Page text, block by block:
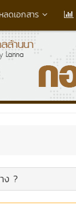
ลดเอกสาร
ง ?